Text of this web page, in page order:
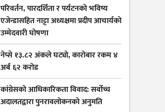
परिवर्तन, पारदर्शिता र पर्यटनको भविष्य
एजेन्डासहित नाट्टा अध्यक्षमा प्रदीप आचार्यको
उम्मेदवारी घोषणा
नेप्से १३.८२ अंकले घट्यो, कारोबार रकम ४
अर्ब ६२ करोड
कांग्रेसको आधिकारिकता विवाद: सर्वोच्च
अदालतद्वारा पुनरावलोकनको अनुमति